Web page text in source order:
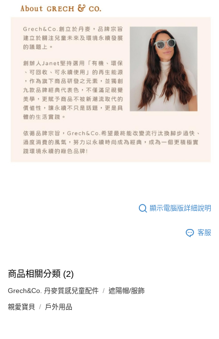
顯示電腦版詳細說明
客服
商品相關分類 (2)
Grech&Co. 丹麥質感兒童配件 遮陽帽/服飾
親愛寶貝 戶外用品